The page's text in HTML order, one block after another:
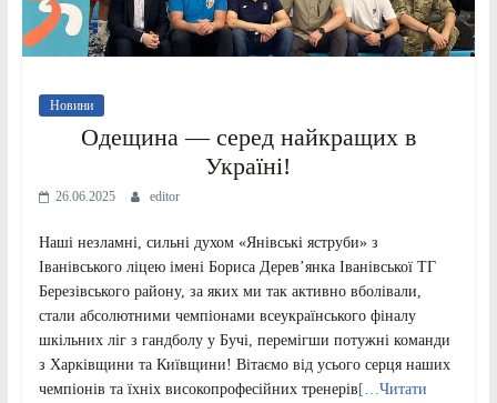
Новини
Одещина — серед найкращих в
Україні!
26.06.2025 editor
Наші незламні, сильні духом «Янівські яструби» з
Іванівського ліцею імені Бориса Дерев’янка Іванівської ТГ
Березівського району, за яких ми так активно вболівали,
стали абсолютними чемпіонами всеукраїнського фіналу
шкільних ліг з гандболу у Бучі, перемігши потужні команди
з Харківщини та Київщини! Вітаємо від усього серця наших
чемпіонів та їхніх високопрофесійних тренерів […Читати